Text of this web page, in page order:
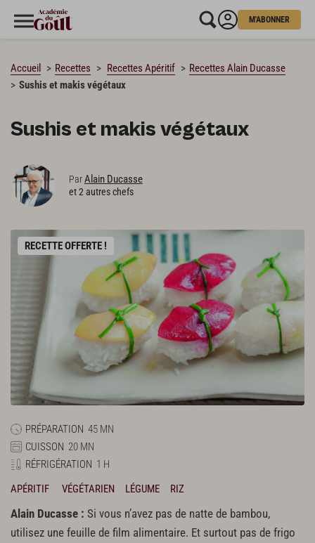
M'ABONNER
Accueil Recettes Recettes Apéritif
Recettes Alain Ducasse
Sushis et makis végétaux
Sushis et makis végétaux
ParAlain Ducasse
et 2 autres chefs
RECETTE OFFERTE !
PRÉPARATION 45 MN
CUISSON 20 MN
RÉFRIGÉRATION 1 H
APÉRITIF
VÉGÉTARIEN LÉGUME RIZ
Alain Ducasse : Si vous n’avez pas de natte de bambou,
utilisez une feuille de film alimentaire. Et surtout pas de frigo
CHARGEMENT…